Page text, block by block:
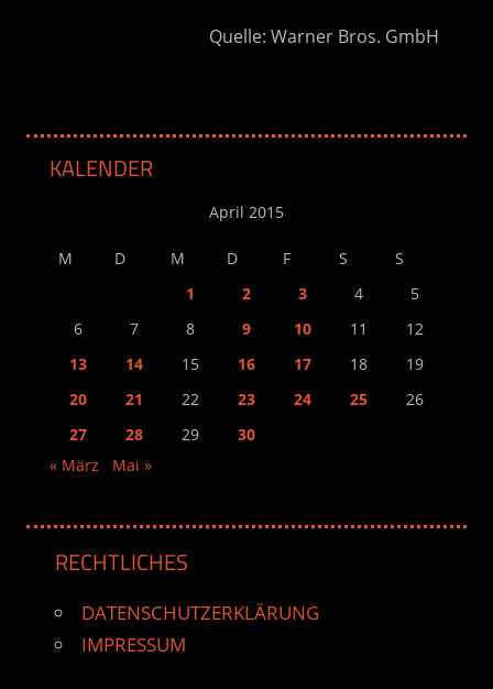
Quelle: Warner Bros. GmbH
KALENDER
April 2015
M D M D F S
S
1
2 3 4
5
6
7 8 9 10 11
12
13
14 15 16 17 18
19
20
21 22 23 24 25
26
27
28 29
30
« März
Mai »
RECHTLICHES
DATENSCHUTZERKLÄRUNG
IMPRESSUM